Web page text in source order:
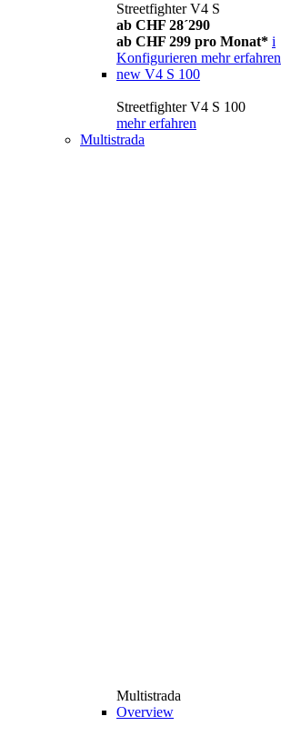
Streetfighter V4 S
ab CHF 28´290
ab CHF 299 pro Monat* i
Konfigurieren mehr erfahren
new V4 S 100
Streetfighter V4 S 100
mehr erfahren
Multistrada
Multistrada
Overview